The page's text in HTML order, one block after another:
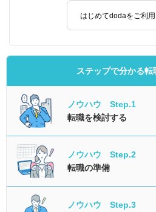
はじめてdodaをご利
ステップで分かる転
ノウハウ Step.1
転職を検討する
ノウハウ Step.2
転職の準備
ノウハウ Step.3